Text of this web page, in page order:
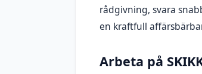
rådgivning, svara
en kraftfull
Arbeta på